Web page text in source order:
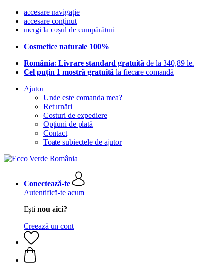
accesare navigație
accesare conținut
mergi la coșul de cumpărături
Cosmetice naturale 100%
România: Livrare standard gratuită de la 340,89 lei
Cel puțin 1 mostră gratuită la fiecare comandă
Ajutor
Unde este comanda mea?
Returnări
Costuri de expediere
Opțiuni de plată
Contact
Toate subiectele de ajutor
Conectează-te
Autentifică-te acum
Ești nou aici?
Creează un cont